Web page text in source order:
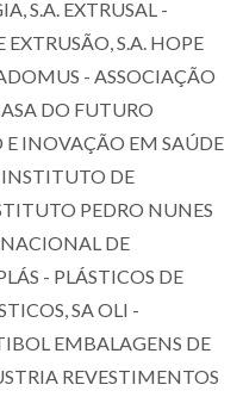
S.A. EXTRUSAL -
S.A. HOPE
- ASSOCIAÇÃO
DO FUTURO
INOVAÇÃO EM SAÚDE
DE
PEDRO NUNES
DE
- PLÁSTICOS DE
SA OLI -
EMBALAGENS DE
REVESTIMENTOS